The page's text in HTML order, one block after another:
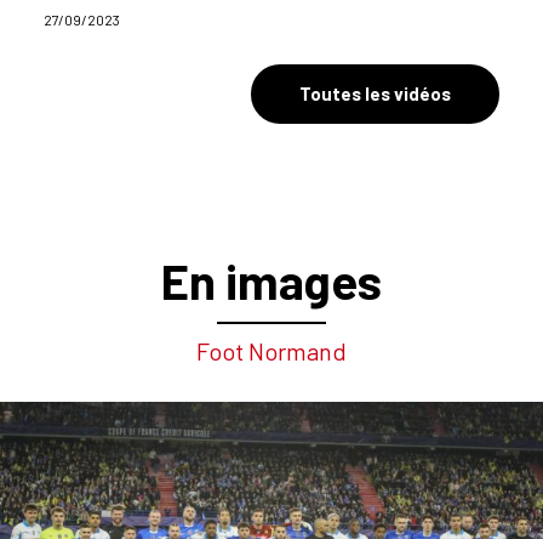
27/09/2023
Toutes les vidéos
En images
Foot Normand